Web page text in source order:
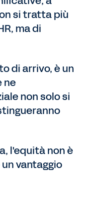
si tratta più
ma di
di arrivo, è un
ne
non solo si
l'equità non è
vantaggio